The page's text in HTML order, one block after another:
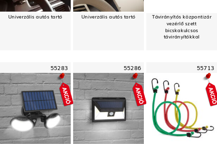
Univerzális autós tartó Univerzális autós tartó
Távirányítós központizár
vezérlő szett
bicskakulcsos
távirányítókkal
55283 55286 55713